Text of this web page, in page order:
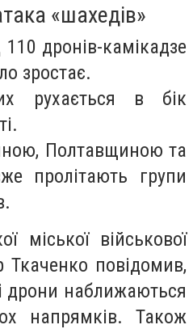
«шахедів»
дронів-камікадзе
зростає.
рухається в бік
Полтавщиною та
пролітають групи
міської військової
Ткаченко повідомив,
дрони наближаються
напрямків. Також